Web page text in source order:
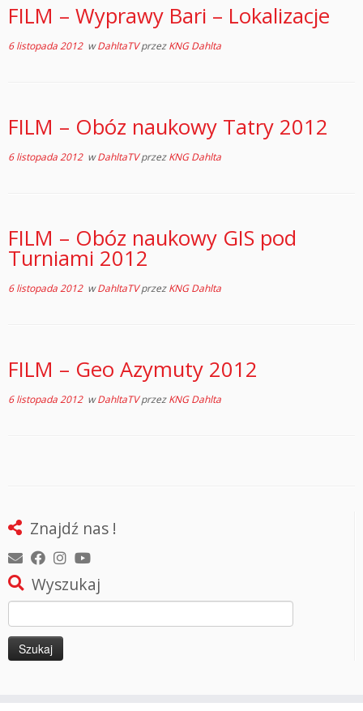
FILM – Wyprawy Bari – Lokalizacje
6 listopada 2012wDahltaTVprzezKNG Dahlta
FILM – Obóz naukowy Tatry 2012
6 listopada 2012wDahltaTVprzezKNG Dahlta
FILM – Obóz naukowy GIS pod
Turniami 2012
6 listopada 2012wDahltaTVprzezKNG Dahlta
FILM – Geo Azymuty 2012
6 listopada 2012wDahltaTVprzezKNG Dahlta
Znajdź nas !
Wyszukaj
Szukaj: